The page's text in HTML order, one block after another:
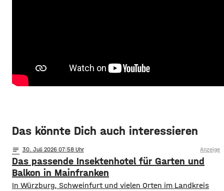
Das könnte Dich auch interessieren
notes 30. Juli 2026 07:58 Anzeige
Das passende Insektenhotel für Garten und
Balkon in Mainfranken
In Würzburg, Schweinfurt und vielen Orten im Landkreis